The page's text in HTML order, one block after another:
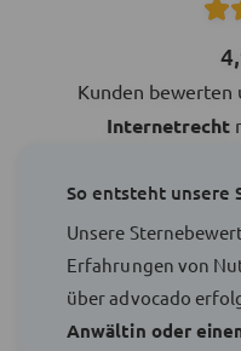
Kunden bewerten
Internetrecht
So entsteht unsere
Unsere
Erfahrungen von
über advocado
Anwältin oder